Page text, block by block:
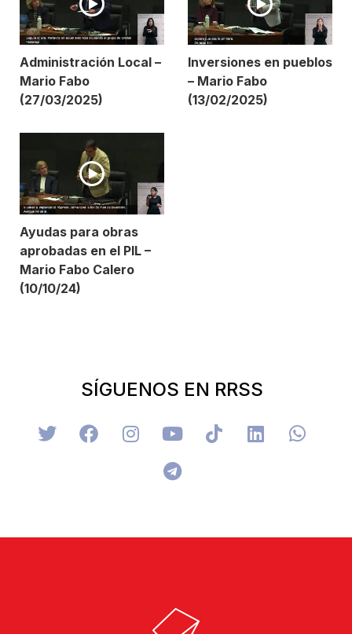
Administración Local –
Mario Fabo
(27/03/2025)
Inversiones en pueblos
– Mario Fabo
(13/02/2025)
Ayudas para obras
aprobadas en el PIL –
Mario Fabo Calero
(10/10/24)
SÍGUENOS EN RRSS